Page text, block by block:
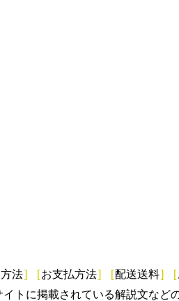
法] [お支払方法] [配送送料] [
トに掲載されている解説文など